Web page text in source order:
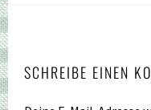
SCHREIBE EINEN